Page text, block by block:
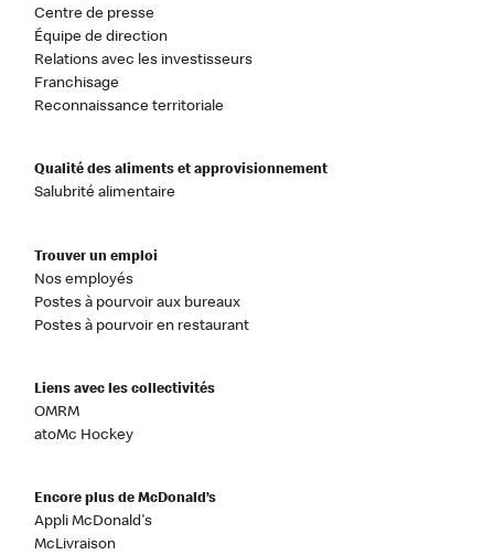
Centre de presse
Équipe de direction
Relations avec les investisseurs
Franchisage
Reconnaissance territoriale
Qualité des aliments et approvisionnement
Salubrité alimentaire
Trouver un emploi
Nos employés
Postes à pourvoir aux bureaux
Postes à pourvoir en restaurant
Liens avec les collectivités
OMRM
atoMc Hockey
Encore plus de McDonald’s
Appli McDonald's
McLivraison